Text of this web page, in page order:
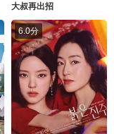
大叔再出招
6.0分